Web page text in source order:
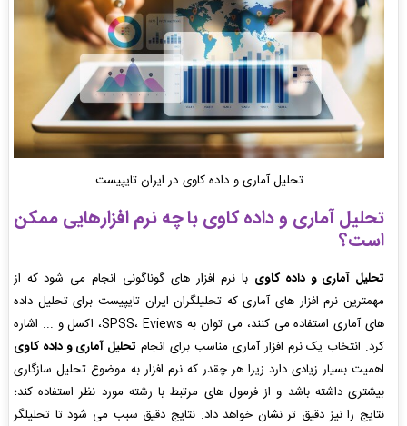
تحلیل آماری و داده کاوی در ایران تایپیست
تحلیل آماری و داده کاویبا چه نرم افزارهایی ممکن
است؟
تحلیل آماری و داده کاوی با نرم افزار های گوناگونی انجام می شود که از
مهمترین نرم افزار های آماری که تحلیلگران ایران تایپیست برای تحلیل داده
های آماری استفاده می کنند، می توان به SPSS، Eviews، اکسل و ... اشاره
کرد. انتخاب یک نرم افزار آماری مناسب برای انجام تحلیل آماری و داده کاوی
اهمیت بسیار زیادی دارد زیرا هر چقدر که نرم افزار به موضوع تحلیل سازگاری
بیشتری داشته باشد و از فرمول های مرتبط با رشته مورد نظر استفاده کند؛
نتایج را نیز دقیق تر نشان خواهد داد. نتایج دقیق سبب می شود تا تحلیلگر